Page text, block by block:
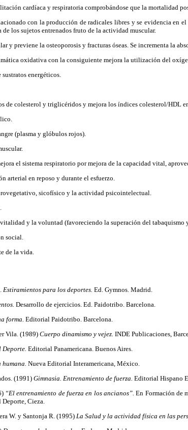
cardíaca y respiratoria comprobándose que la mortalidad
con la producción de radicales libres y se evidencia en
de los sujetos entrenados fruto de la actividad muscular.
y previene la osteoporosis y fracturas óseas. Se incrementa la
oxidativa con la consiguiente mejora la utilización del
energéticos.
de colesterol y triglicéridos y mejora los índices colesterol/HDL
(plasma y glóbulos rojos).
el sistema respiratorio por mejora de la capacidad vital,
arterial en reposo y durante el esfuerzo.
sicofísico y la actividad psicointelectual.
y la voluntad (favoreciendo la superación del tabaquismo
social.
de la vida.
Estiramientos para los deportes. Ed. Gymnos. Madrid.
Desarrollo de ejercicios. Ed. Paidotribo. Barcelona.
forma. Editorial Paidotribo. Barcelona.
Vila. (1989) Cuerpo dinamismo y vejez. INDE Publicaciones,
Editorial Panamericana. Buenos Aires.
Nueva Editorial Interamericana, México.
(1991)Gimnasia. Entrenamiento de fuerza. Editorial Hispano
“El entrenamiento de fuerza en los ancianos”. En Formación de
Cieza.
W. y Santonja R. (1995) La Salud y la actividad física en las